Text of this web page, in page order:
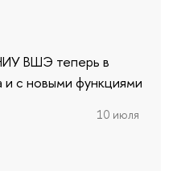
ВШЭ теперь в
и с новыми функциями
10 июля